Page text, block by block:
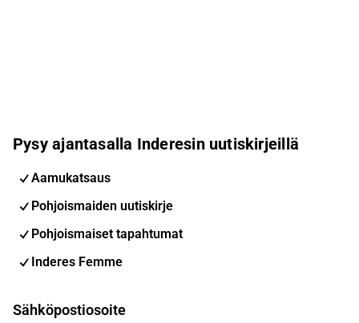
Pysy ajantasalla Inderesin uutiskirjeillä
Aamukatsaus
Pohjoismaiden uutiskirje
Pohjoismaiset tapahtumat
Inderes Femme
Sähköpostiosoite